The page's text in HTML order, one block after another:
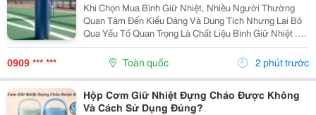
Khi Chọn Mua Bình Giữ Nhiệt, Nhiều Người Thường
Quan Tâm Đến Kiểu Dáng Và Dung Tích Nhưng Lại Bỏ
Qua Yếu Tố Quan Trọng Là Chất Liệu Bình Giữ Nhiệt .
Mỗi Loại Chất Liệu Đều Có Những Ưu Điểm Và Hạn Chế
Riêng, Ảnh Hưởng Đến Khả Năng Giữ Nhiệt, Độ Bền...
0909 *** *** Toàn quốc 2 phút trước
Hộp Cơm Giữ Nhiệt Đựng Cháo Được Không
Và Cách Sử Dụng Đúng?